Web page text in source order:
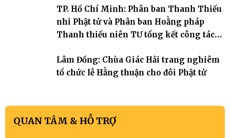
TP. Hồ Chí Minh: Phân ban Thanh Thiếu
nhi Phật tử và Phân ban Hoằng pháp
Thanh thiếu niên TƯ tổng kết công tác
Lâm Đồng: Chùa Giác Hải trang nghiêm
tổ chức lễ Hằng thuận cho đôi Phật tử
QUAN TÂM & HỖ TRỢ